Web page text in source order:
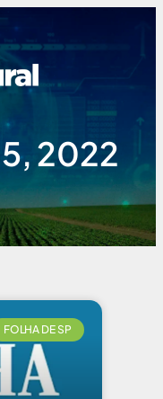
2022
FOLHA DE SP